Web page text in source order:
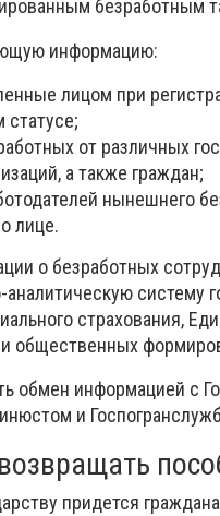
безработным
информацию:
лицом при
статусе;
от различных
а также граждан;
нынешнего
лице.
о безработных
систему
страхования,
общественных
обмен информацией с
и
придется